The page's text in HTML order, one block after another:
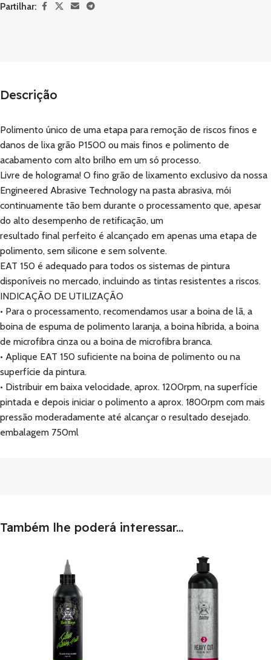
Partilhar:
Descrição
Polimento único de uma etapa para remoção de riscos finos e
danos de lixa grão P1500 ou mais finos e polimento de
acabamento com alto brilho em um só processo.
Livre de holograma! O fino grão de lixamento exclusivo da nossa
Engineered Abrasive Technology na pasta abrasiva, mói
continuamente tão bem durante o processamento que, apesar
do alto desempenho de retificação, um
resultado final perfeito é alcançado em apenas uma etapa de
polimento, sem silicone e sem solvente.
EAT 150 é adequado para todos os sistemas de pintura
disponíveis no mercado, incluindo as tintas resistentes a riscos.
INDICAÇÃO DE UTILIZAÇÃO
• Para o processamento, recomendamos usar a boina de lã, a
boina de espuma de polimento laranja, a boina híbrida, a boina
de microfibra cinza ou a boina de microfibra branca.
• Aplique EAT 150 suficiente na boina de polimento ou na
superfície da pintura.
• Distribuir em baixa velocidade, aprox. 1200rpm, na superfície
pintada e depois iniciar o polimento a aprox. 1800rpm com mais
pressão moderadamente até alcançar o resultado desejado.
embalagem 750ml
Também lhe poderá interessar...